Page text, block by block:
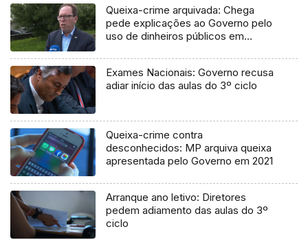
Queixa-crime arquivada: Chega
pede explicações ao Governo pelo
uso de dinheiros públicos em
Exames Nacionais: Governo recusa
adiar início das aulas do 3º ciclo
Queixa-crime contra
desconhecidos: MP arquiva queixa
apresentada pelo Governo em 2021
Arranque ano letivo: Diretores
pedem adiamento das aulas do 3º
ciclo